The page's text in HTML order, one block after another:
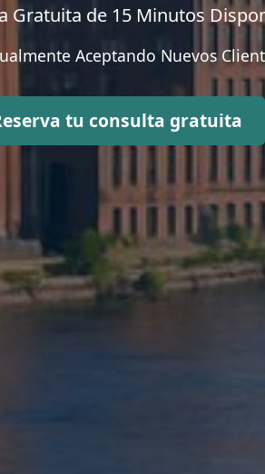
Gratuita de 15 Minutos
Aceptando Nuevos
tu consulta gratuita